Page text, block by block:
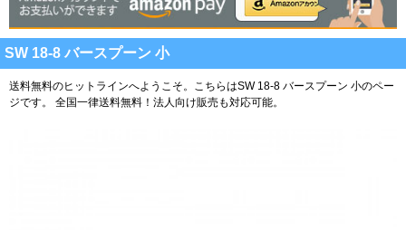
SW 18-8 バースプーン 小
送料無料のヒットラインへようこそ。こちらはSW 18-8 バースプーン 小のペー
ジです。
全国一律送料無料！法人向け販売も対応可能。